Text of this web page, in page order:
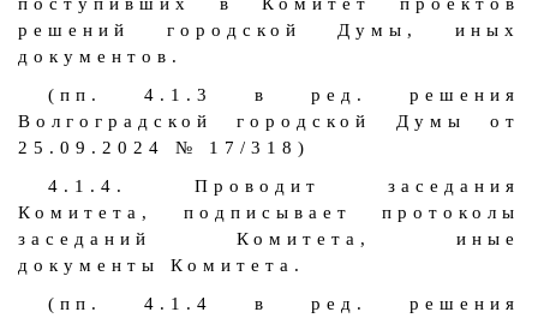
решений городской Думы, иных
документов.
(пп. 4.1.3 в ред. решения
Волгоградской городской Думы от
25.09.2024 № 17/318)
4.1.4. Проводит заседания
Комитета, подписывает протоколы
заседаний Комитета, иные
документы Комитета.
(пп. 4.1.4 в ред. решения